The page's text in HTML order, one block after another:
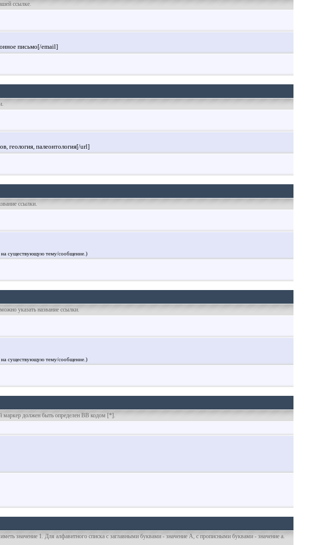
ссылке.
письмо[/email]
геология, палеонтология[/url]
ссылки.
на существующую тему/сообщение.)
указать название ссылки.
на существующую тему/сообщение.)
маркер должен быть определен BB кодом [*].
значение 1. Для алфавитного списка с заглавными буквами - значение A, с прописными буквами - значение а.